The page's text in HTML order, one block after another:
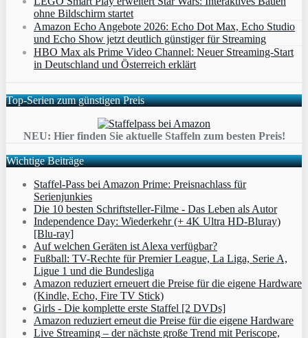
ohne Bildschirm startet
Amazon Echo Angebote 2026: Echo Dot Max, Echo Studio
und Echo Show jetzt deutlich günstiger für Streaming
HBO Max als Prime Video Channel: Neuer Streaming‑Start
in Deutschland und Österreich erklärt
Top-Serien zum günstigen Preis
NEU: Hier finden Sie aktuelle Staffeln zum besten Preis!
Wichtige Beiträge
Staffel-Pass bei Amazon Prime: Preisnachlass für
Serienjunkies
Die 10 besten Schriftsteller-Filme - Das Leben als Autor
Independence Day: Wiederkehr (+ 4K Ultra HD-Bluray)
[Blu-ray]
Auf welchen Geräten ist Alexa verfügbar?
Fußball: TV-Rechte für Premier League, La Liga, Serie A,
Ligue 1 und die Bundesliga
Amazon reduziert erneuert die Preise für die eigene Hardware
(Kindle, Echo, Fire TV Stick)
Girls - Die komplette erste Staffel [2 DVDs]
Amazon reduziert erneut die Preise für die eigene Hardware
Live Streaming – der nächste große Trend mit Periscope,